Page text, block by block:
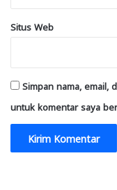
Situs Web
Simpan nama, email,
untuk komentar saya